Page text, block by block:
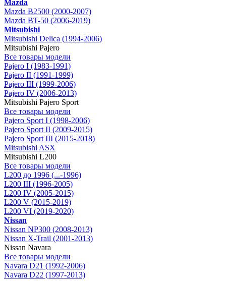
Mazda
Mazda B2500 (2000-2007)
Mazda BT-50 (2006-2019)
Mitsubishi
Mitsubishi Delica (1994-2006)
Mitsubishi Pajero
Все товары модели
Pajero I (1983-1991)
Pajero II (1991-1999)
Pajero III (1999-2006)
Pajero IV (2006-2013)
Mitsubishi Pajero Sport
Все товары модели
Pajero Sport I (1998-2006)
Pajero Sport II (2009-2015)
Pajero Sport III (2015-2018)
Mitsubishi ASX
Mitsubishi L200
Все товары модели
L200 до 1996 (...-1996)
L200 III (1996-2005)
L200 IV (2005-2015)
L200 V (2015-2019)
L200 VI (2019-2020)
Nissan
Nissan NP300 (2008-2013)
Nissan X-Trail (2001-2013)
Nissan Navara
Все товары модели
Navara D21 (1992-2006)
Navara D22 (1997-2013)